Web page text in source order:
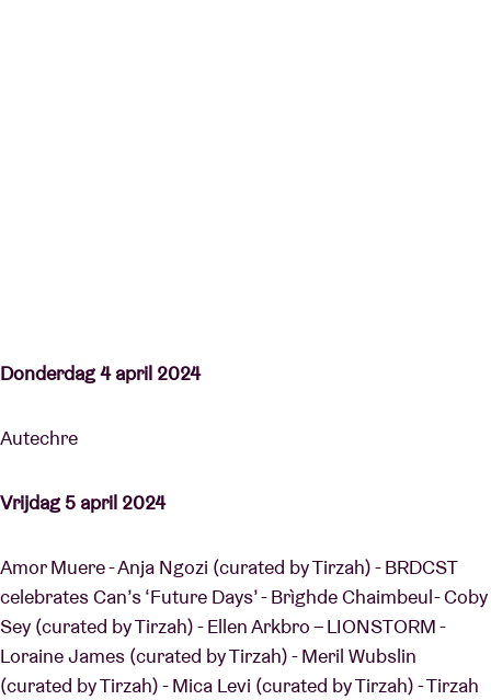
Donderdag 4 april 2024
Autechre
Vrijdag 5 april 2024
Amor Muere - Anja Ngozi (curated by Tirzah) - BRDCST
celebrates Can’s ‘Future Days’ - Brìghde Chaimbeul - Coby
Sey (curated by Tirzah) - Ellen Arkbro – LIONSTORM -
Loraine James (curated by Tirzah) - Meril Wubslin
(curated by Tirzah) - Mica Levi (curated by Tirzah) - Tirzah